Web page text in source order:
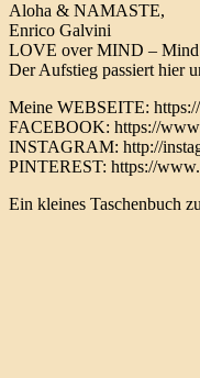
Aloha & NAMASTE,
Enrico Galvini
LOVE over MIND –
Der Aufstieg passiert hier
Meine WEBSEITE:
FACEBOOK: https://
INSTAGRAM: http://
PINTEREST: https://
Ein kleines Taschenbuch